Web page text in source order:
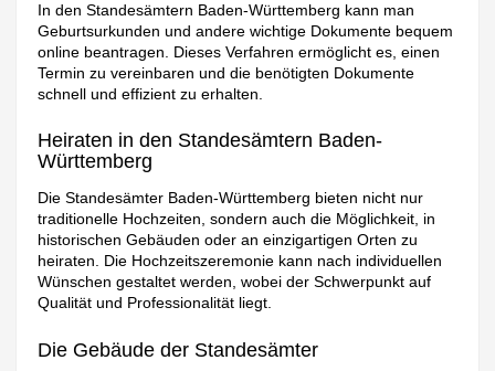
In den Standesämtern Baden-Württemberg kann man
Geburtsurkunden und andere wichtige Dokumente bequem
online beantragen. Dieses Verfahren ermöglicht es, einen
Termin zu vereinbaren und die benötigten Dokumente
schnell und effizient zu erhalten.
Heiraten in den Standesämtern Baden-
Württemberg
Die Standesämter Baden-Württemberg bieten nicht nur
traditionelle Hochzeiten, sondern auch die Möglichkeit, in
historischen Gebäuden oder an einzigartigen Orten zu
heiraten. Die Hochzeitszeremonie kann nach individuellen
Wünschen gestaltet werden, wobei der Schwerpunkt auf
Qualität und Professionalität liegt.
Die Gebäude der Standesämter